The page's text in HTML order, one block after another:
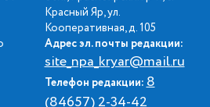
Красный Яр, ул.
Кооперативная, д. 105
Адрес эл. почты редакции:
site_npa_kryar@mail.ru
Телефон редакции:8
(84657) 2-34-42